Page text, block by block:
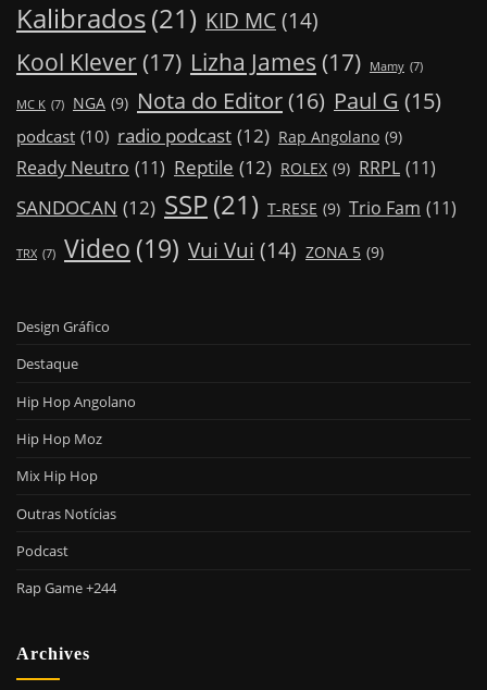
Kalibrados(21) KID MC (14)
Kool Klever (17) Lizha James (17) Mamy (7)
MC K (7) NGA (9) Nota do Editor(16) Paul G (15)
podcast (10) radio podcast (12) Rap Angolano (9)
Ready Neutro (11) Reptile (12) ROLEX (9) RRPL (11)
SANDOCAN (12) SSP(21) T-RESE (9) Trio Fam (11)
TRX (7) Video (19) Vui Vui (14) ZONA 5 (9)
Design Gráfico
Destaque
Hip Hop Angolano
Hip Hop Moz
Mix Hip Hop
Outras Notícias
Podcast
Rap Game +244
Archives